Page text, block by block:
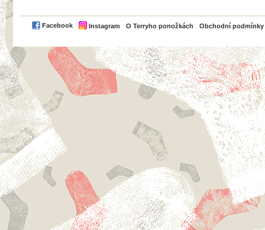
Facebook Instagram O Terryho ponožkách Obchodní podmínky
PayPal